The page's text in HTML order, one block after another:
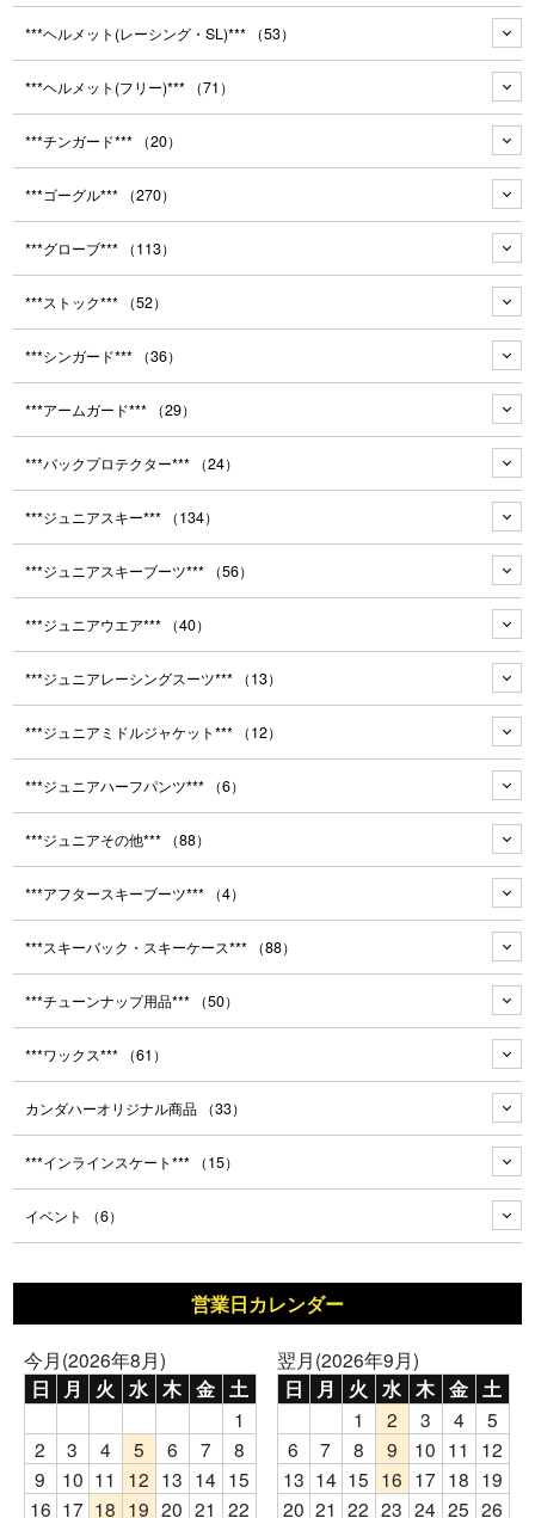
***ヘルメット(レーシング・SL)*** （53）
***ヘルメット(フリー)*** （71）
***チンガード*** （20）
***ゴーグル*** （270）
***グローブ*** （113）
***ストック*** （52）
***シンガード*** （36）
***アームガード*** （29）
***バックプロテクター*** （24）
***ジュニアスキー*** （134）
***ジュニアスキーブーツ*** （56）
***ジュニアウエア*** （40）
***ジュニアレーシングスーツ*** （13）
***ジュニアミドルジャケット*** （12）
***ジュニアハーフパンツ*** （6）
***ジュニアその他*** （88）
***アフタースキーブーツ*** （4）
***スキーバック・スキーケース*** （88）
***チューンナップ用品*** （50）
***ワックス*** （61）
カンダハーオリジナル商品 （33）
***インラインスケート*** （15）
イベント （6）
営業日カレンダー
今月(2026年8月)
日 月 火 水 木 金 土
1
2
3 4 5 6 7
8
9
10 11 12 13 14 15
16 17 18 19 20 21 22
翌月(2026年9月)
日 月 火 水 木 金 土
1 2 3 4
5
6
7 8 9 10 11
12
13 14 15 16 17 18 19
20 21 22 23 24 25 26